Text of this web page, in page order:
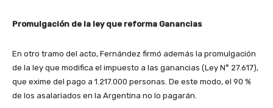
Promulgación de la ley que reforma Ganancias
En otro tramo del acto, Fernández firmó además la promulgación
de la ley que modifica el impuesto a las ganancias (Ley N° 27.617),
que exime del pago a 1.217.000 personas. De este modo, el 90 %
de los asalariados en la Argentina no lo pagarán.